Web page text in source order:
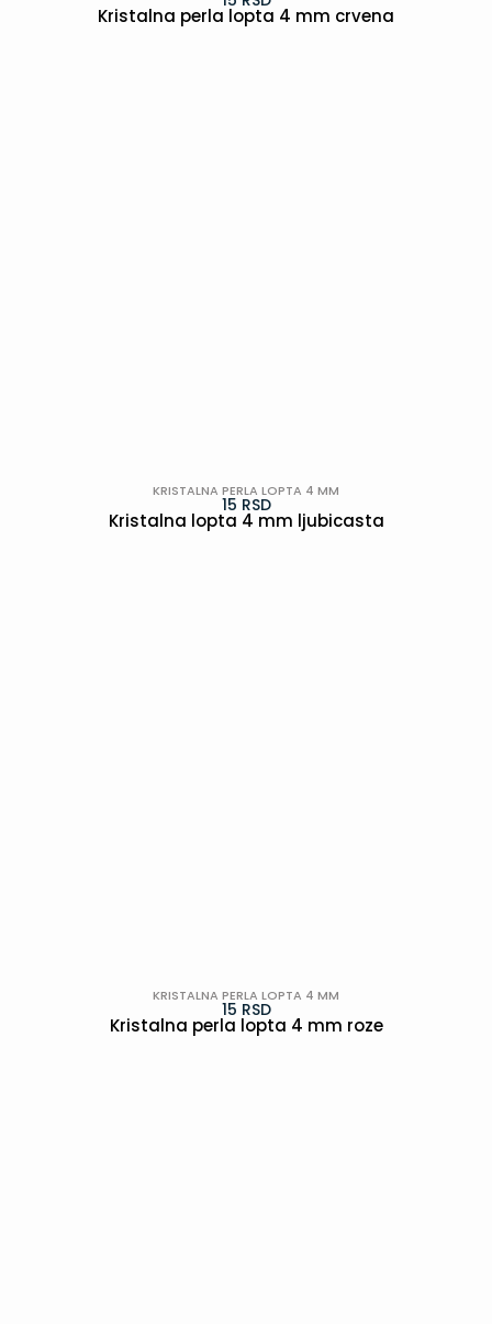
Kristalna perla lopta 4 mm crvena
KRISTALNA PERLA LOPTA 4 MM
15 RSD
Kristalna lopta 4 mm ljubicasta
KRISTALNA PERLA LOPTA 4 MM
15 RSD
Kristalna perla lopta 4 mm roze